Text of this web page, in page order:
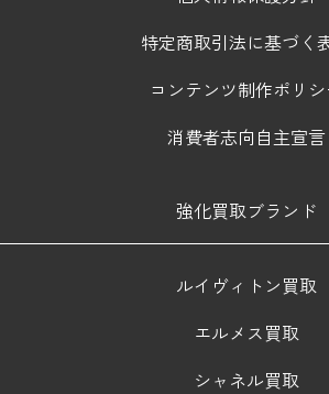
特定商取引法に基づく
コンテンツ制作ポリ
消費者志向自主宣言
強化買取ブランド
ルイヴィトン買取
エルメス買取
シャネル買取